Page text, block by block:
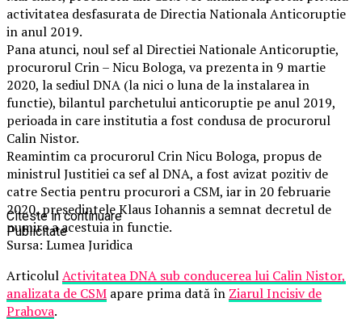
activitatea desfasurata de Directia Nationala Anticoruptie
in anul 2019.
Pana atunci, noul sef al Directiei Nationale Anticoruptie,
procurorul Crin – Nicu Bologa, va prezenta in 9 martie
2020, la sediul DNA (la nici o luna de la instalarea in
functie), bilantul parchetului anticoruptie pe anul 2019,
perioada in care institutia a fost condusa de procurorul
Calin Nistor.
Reamintim ca procurorul Crin Nicu Bologa, propus de
ministrul Justitiei ca sef al DNA, a fost avizat pozitiv de
catre Sectia pentru procurori a CSM, iar in 20 februarie
2020, presedintele Klaus Iohannis a semnat decretul de
numire a acestuia in functie.
Sursa: Lumea Juridica
ArticolulActivitatea DNA sub conducerea lui Calin Nistor,
analizata de CSM apare prima dată în Ziarul Incisiv de
Prahova.
Citeste in continuare
Publicitate